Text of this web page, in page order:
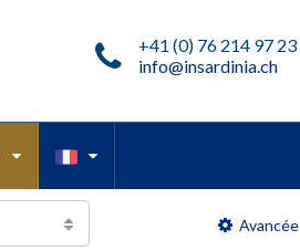
+41 (0) 76 214 97 23
info@insardinia.ch
Avancée